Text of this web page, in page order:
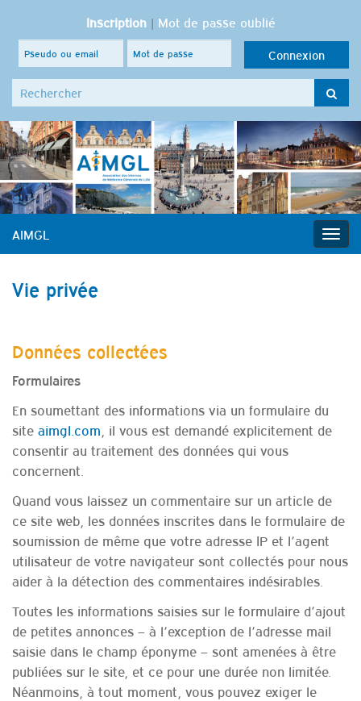
Inscription| Mot de passe oublié
Search for:
AIMGL
Vie privée
Données collectées
Formulaires
En soumettant des informations via un formulaire du
site aimgl.com , il vous est demandé explicitement de
consentir au traitement des données qui vous
concernent.
Quand vous laissez un commentaire sur un article de
ce site web, les données inscrites dans le formulaire de
soumission de même que votre adresse IP et l’agent
utilisateur de votre navigateur sont collectés pour nous
aider à la détection des commentaires indésirables.
Toutes les informations saisies sur le formulaire d’ajout
de petites annonces – à l’exception de l’adresse mail
saisie dans le champ éponyme – sont amenées à être
publiées sur le site, et ce pour une durée non limitée.
Néanmoins, à tout moment, vous pouvez exiger le